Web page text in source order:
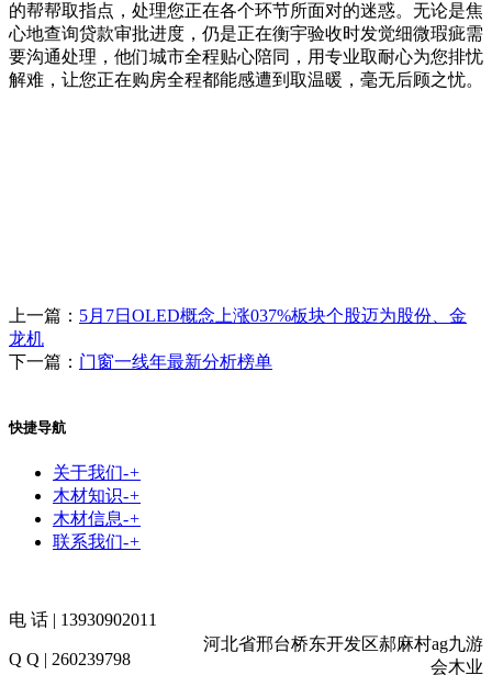
的帮帮取指点，处理您正在各个环节所面对的迷惑。无论是焦
心地查询贷款审批进度，仍是正在衡宇验收时发觉细微瑕疵需
要沟通处理，他们城市全程贴心陪同，用专业取耐心为您排忧
解难，让您正在购房全程都能感遭到取温暖，毫无后顾之忧。
上一篇： 5月7日OLED概念上涨037%板块个股迈为股份、金
龙机
下一篇： 门窗一线年最新分析榜单
快捷导航
关于我们-+
木材知识-+
木材信息-+
联系我们-+
电 话 | 13930902011
Q Q | 260239798
河北省邢台桥东开发区郝麻村ag九游
会木业